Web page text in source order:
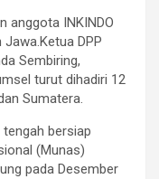
anggota INKINDO
DPP
Sembiring,
turut dihadiri 12
Sumatera.
bersiap
(Munas)
pada Desember